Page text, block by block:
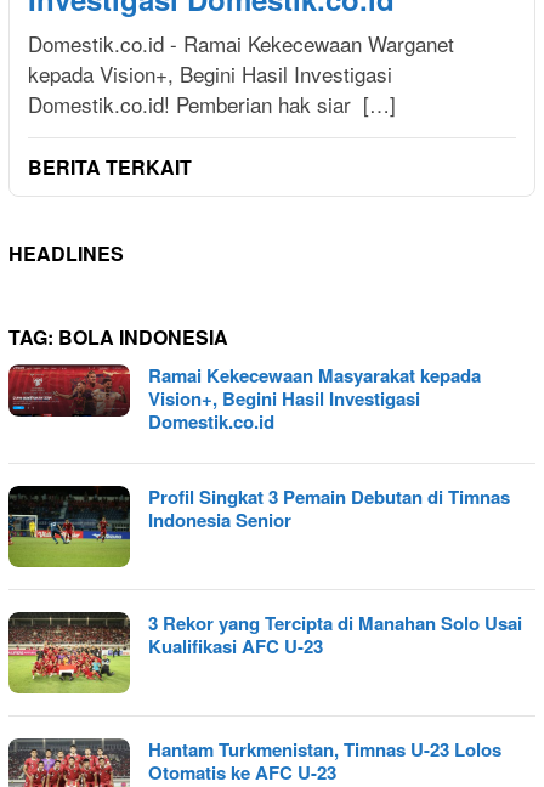
Domestik.co.id - Ramai Kekecewaan Warganet
kepada Vision+, Begini Hasil Investigasi
Domestik.co.id! Pemberian hak siar […]
BERITA TERKAIT
HEADLINES
TAG: BOLA INDONESIA
Ramai Kekecewaan Masyarakat kepada
Vision+, Begini Hasil Investigasi
Domestik.co.id
Profil Singkat 3 Pemain Debutan di Timnas
Indonesia Senior
3 Rekor yang Tercipta di Manahan Solo Usai
Kualifikasi AFC U-23
Hantam Turkmenistan, Timnas U-23 Lolos
Otomatis ke AFC U-23